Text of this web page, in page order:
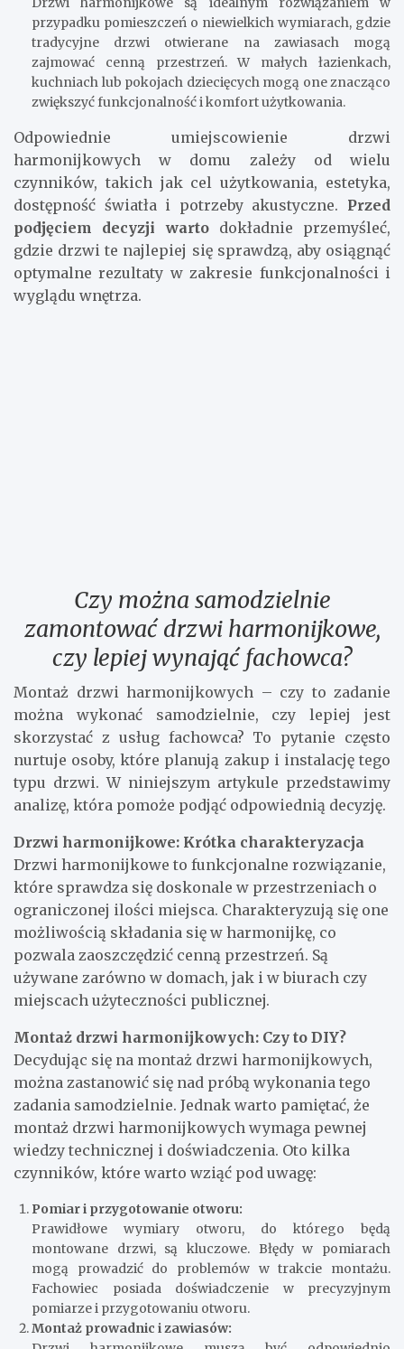
Zastosowanie w przestrzeniach ograniczonych
:
Drzwi harmonijkowe są idealnym rozwiązaniem w
przypadku pomieszczeń o niewielkich wymiarach, gdzie
tradycyjne drzwi otwierane na zawiasach mogą
zajmować cenną przestrzeń. W małych łazienkach,
kuchniach lub pokojach dziecięcych mogą one znacząco
zwiększyć funkcjonalność i komfort użytkowania.
Odpowiednie umiejscowienie drzwi
harmonijkowych w domu zależy od wielu
czynników, takich jak cel użytkowania, estetyka,
dostępność światła i potrzeby akustyczne.Przed
podjęciem decyzji wartodokładnie przemyśleć,
gdzie drzwi te najlepiej się sprawdzą, aby osiągnąć
Czy można samodzielnie
zamontować drzwi harmonijkowe,
czy lepiej wynająć fachowca?
Montaż drzwi harmonijkowych – czy to zadanie
można wykonać samodzielnie, czy lepiej jest
skorzystać z usług fachowca? To pytanie często
nurtuje osoby, które planują zakup i instalację tego
typu drzwi. W niniejszym artykule przedstawimy
analizę, która pomoże podjąć odpowiednią decyzję.
Drzwi harmonijkowe: Krótka charakteryzacja
Drzwi harmonijkowe to funkcjonalne rozwiązanie,
które sprawdza się doskonale w przestrzeniach o
ograniczonej ilości miejsca. Charakteryzują się one
możliwością składania się w harmonijkę, co
pozwala zaoszczędzić cenną przestrzeń. Są
używane zarówno w domach, jak i w biurach czy
miejscach użyteczności publicznej.
Montaż drzwi harmonijkowych: Czy to DIY?
Decydując się na montaż drzwi harmonijkowych,
można zastanowić się nad próbą wykonania tego
zadania samodzielnie. Jednak warto pamiętać, że
montaż drzwi harmonijkowych wymaga pewnej
wiedzy technicznej i doświadczenia. Oto kilka
czynników, które warto wziąć pod uwagę:
Pomiar i przygotowanie otworu:
Prawidłowe wymiary otworu, do którego będą
montowane drzwi, są kluczowe. Błędy w pomiarach
mogą prowadzić do problemów w trakcie montażu.
Fachowiec posiada doświadczenie w precyzyjnym